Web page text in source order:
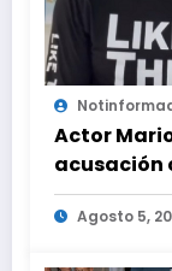
Actor
acusación
advirtió
es ilegal en
Agosto 5,